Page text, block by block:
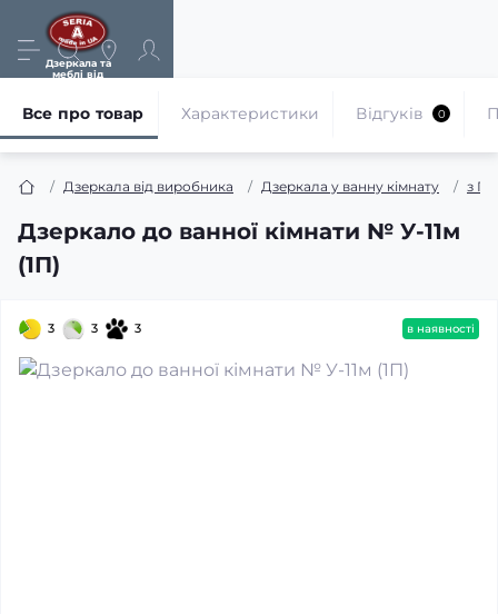
Дзеркала та
меблі від
Дзеркала від виробника Дзеркала у ванну кімнату з
Дзеркало до ванної кімнати № У-11м
(1П)
Все про товар Характеристики Відгуків 0
3 3 3 в наявності